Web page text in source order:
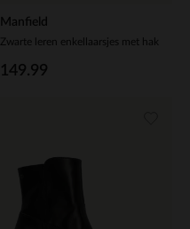
Manfield
Zwarte leren enkellaarsjes met hak
149.99